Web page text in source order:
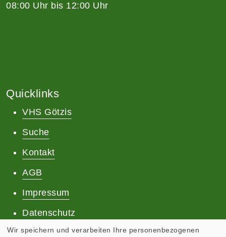
08:00 Uhr bis 12:00 Uhr
Quicklinks
VHS Götzis
Suche
Kontakt
AGB
Impressum
Datenschutz
Wir speichern und verarbeiten Ihre personenbezogenen